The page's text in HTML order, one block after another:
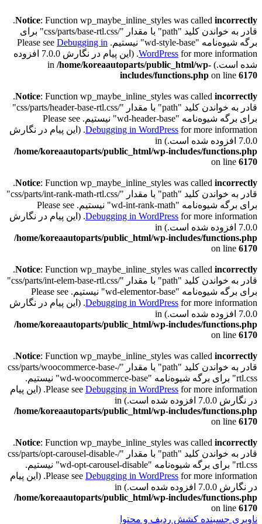
Notice: Function wp_maybe_inline_styles was called incorrectly
.
قادر به خواندن کلید "path" با مقدار "/css/parts/base-rtl.css" برای
برگه شیوه‌نامه "wd-style-base" نیستیم. Please see
Debugging in
WordPress
for more information. (این پیام در نگارش 7.0.0 افزوده
شده است.) in /home/koreaautoparts/public_html/wp-
includes/functions.php on line 6170
Notice: Function wp_maybe_inline_styles was called incorrectly
.
قادر به خواندن کلید "path" با مقدار "/css/parts/header-base-rtl.css"
برای برگه شیوه‌نامه "wd-header-base" نیستیم. Please see
Debugging in WordPressfor more information. (این پیام در نگارش
7.0.0 افزوده شده است.) in
/home/koreaautoparts/public_html/wp-includes/functions.php
on line 6170
Notice: Function wp_maybe_inline_styles was called incorrectly
.
قادر به خواندن کلید "path" با مقدار "/css/parts/int-rank-math-rtl.css"
برای برگه شیوه‌نامه "wd-int-rank-math" نیستیم. Please see
Debugging in WordPressfor more information. (این پیام در نگارش
7.0.0 افزوده شده است.) in
/home/koreaautoparts/public_html/wp-includes/functions.php
on line 6170
Notice: Function wp_maybe_inline_styles was called incorrectly
.
قادر به خواندن کلید "path" با مقدار "/css/parts/int-elem-base-rtl.css"
برای برگه شیوه‌نامه "wd-elementor-base" نیستیم. Please see
Debugging in WordPressfor more information. (این پیام در نگارش
7.0.0 افزوده شده است.) in
/home/koreaautoparts/public_html/wp-includes/functions.php
on line 6170
Notice: Function wp_maybe_inline_styles was called incorrectly
.
قادر به خواندن کلید "path" با مقدار "/css/parts/woocommerce-base-
rtl.css" برای برگه شیوه‌نامه "wd-woocommerce-base" نیستیم.
Please see Debugging in WordPress
for more information. (این پیام
در نگارش 7.0.0 افزوده شده است.) in
/home/koreaautoparts/public_html/wp-includes/functions.php
on line 6170
Notice: Function wp_maybe_inline_styles was called incorrectly
.
قادر به خواندن کلید "path" با مقدار "/css/parts/opt-carousel-disable-
rtl.css" برای برگه شیوه‌نامه "wd-opt-carousel-disable" نیستیم.
Please see Debugging in WordPress
for more information. (این پیام
در نگارش 7.0.0 افزوده شده است.) in
/home/koreaautoparts/public_html/wp-includes/functions.php
on line 6170
ناوبری چسبنده کشش ردیف و محتوا